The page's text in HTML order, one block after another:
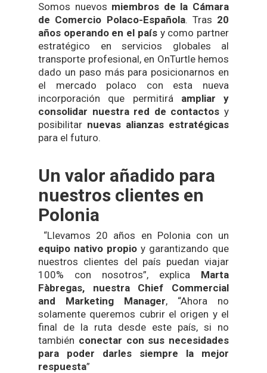
Somos nuevos miembros de la Cámara
de Comercio Polaco-Española. Tras 20
años operando en el paísy como partner
estratégico en servicios globales al
transporte profesional, en OnTurtle hemos
dado un paso más para posicionarnos en
el mercado polaco con esta nueva
incorporación que permitirá ampliar y
consolidar nuestra red de contactos y
posibilitar nuevas alianzas estratégicas
para el futuro.
Un valor añadido para
nuestros clientes en
Polonia
“Llevamos 20 años en Polonia con un
equipo nativo propio y garantizando que
nuestros clientes del país puedan viajar
100% con nosotros”, explica Marta
Fàbregas, nuestra Chief Commercial
and Marketing Manager, “Ahora no
solamente queremos cubrir el origen y el
final de la ruta desde este país, si no
también conectar con sus necesidades
para poder darles siempre la mejor
respuesta”